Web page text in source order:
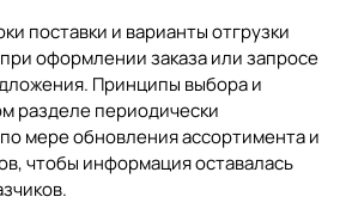
поставки и варианты отгрузки
оформлении заказа или запросе
Принципы выбора и
разделе периодически
мере обновления ассортимента и
чтобы информация оставалась